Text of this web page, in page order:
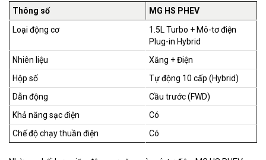
Thông số
MG HS PHEV
Loại động cơ
1.5L Turbo + Mô-tơ điện
Plug-in Hybrid
Nhiên liệu
Xăng + Điện
Hộp số
Tự động 10 cấp (Hybrid)
Dẫn động
Cầu trước (FWD)
Khả năng sạc điện
Có
Chế độ chạy thuần điện
Có